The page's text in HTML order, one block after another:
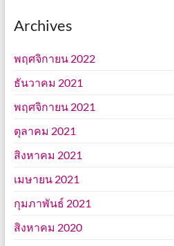
Archives
พฤศจิกายน 2022
ธันวาคม 2021
พฤศจิกายน 2021
ตุลาคม 2021
สิงหาคม 2021
เมษายน 2021
กุมภาพันธ์ 2021
สิงหาคม 2020